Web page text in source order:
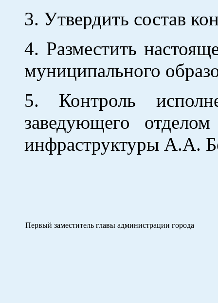
3. Утвердить состав
4. Разместить
муниципального
5. Контроль
заведующего
инфраструктуры А.А.
Первый заместитель главы администрации